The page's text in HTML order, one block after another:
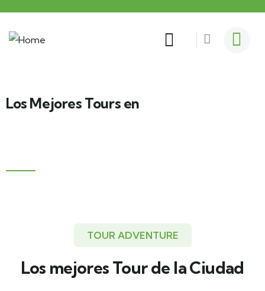
Los Mejores Tours en
TOUR ADVENTURE
Los mejores Tour de la Ciudad